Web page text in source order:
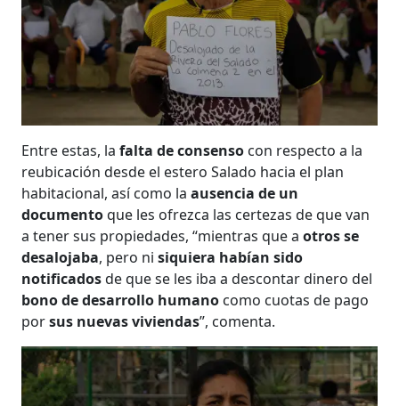
Entre estas, lafalta de consenso con respecto a la
reubicación desde el estero Salado hacia el plan
habitacional, así como laausencia de un
documentoque les ofrezca las certezas de que van
a tener sus propiedades, “mientras que aotros se
desalojaba, pero nisiquiera habían sido
notificadosde que se les iba a descontar dinero del
bono de desarrollo humano como cuotas de pago
porsus nuevas viviendas”, comenta.